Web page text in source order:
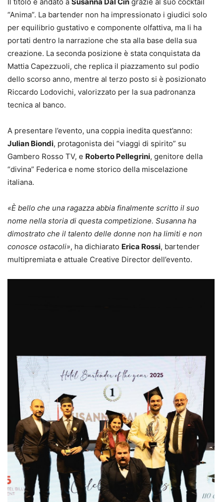
“Anima”. La bartender non ha impressionato i giudici solo
per equilibrio gustativo e componente olfattiva, ma li ha
portati dentro la narrazione che sta alla base della sua
creazione. La seconda posizione è stata conquistata da
Mattia Capezzuoli, che replica il piazzamento sul podio
dello scorso anno, mentre al terzo posto si è posizionato
Riccardo Lodovichi, valorizzato per la sua padronanza
tecnica al banco.
A presentare l’evento, una coppia inedita quest’anno:
Julian Biondi, protagonista dei “viaggi di spirito” su
Gambero Rosso TV, e Roberto Pellegrini, genitore della
“divina” Federica e nome storico della miscelazione
italiana.
«È bello che una ragazza abbia finalmente scritto il suo
nome nella storia di questa competizione. Susanna ha
dimostrato che il talento delle donne non ha limiti e non
conosce ostacoli», ha dichiarato Erica Rossi, bartender
multipremiata e attuale Creative Director dell’evento.